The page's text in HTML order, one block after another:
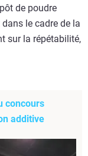
de poudre
le cadre de la
sur la répétabilité,
concours
additive